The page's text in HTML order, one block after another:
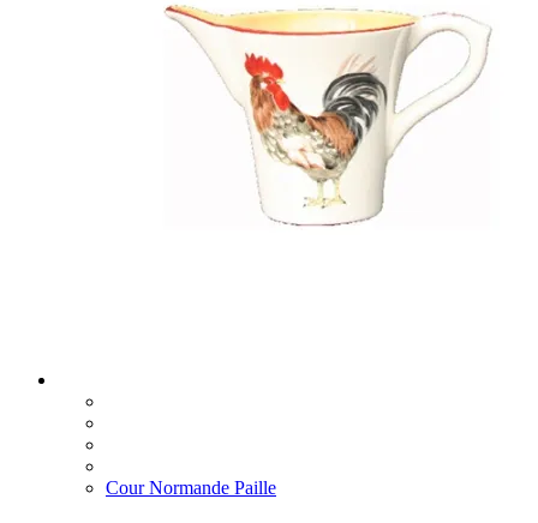
Cour Normande Paille